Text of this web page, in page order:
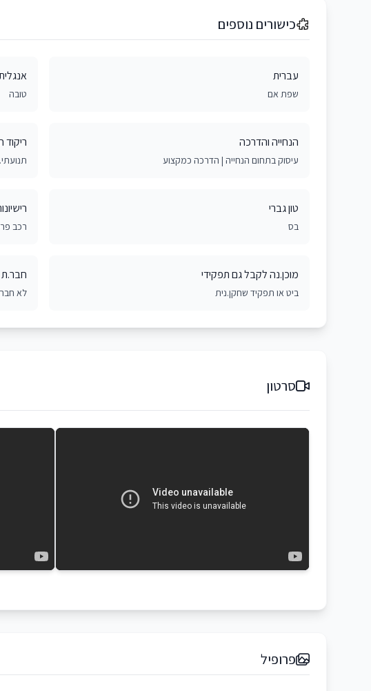
כישורים נוספים
עברית
שפת אם טובה
הנחייה והדרכה
עיסוק בתחום הנחייה | הדרכה כמקצוע
ריקוד
טון גברי
בס רכב
מוכן.נה לקבל גם תפקידי
ביט או תפקיד שחקן.נית
חבר.ת
לא
סרטון
פרופיל